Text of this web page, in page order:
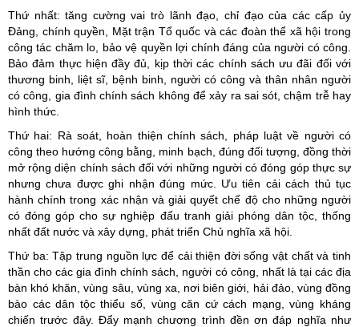
Thứ nhất: tăng cường vai trò lãnh đạo, chỉ đạo của các cấp ủy
Đảng, chính quyền, Mặt trận Tổ quốc và các đoàn thể xã hội trong
công tác chăm lo, bảo vệ quyền lợi chính đáng của người có công.
Bảo đảm thực hiện đầy đủ, kịp thời các chính sách ưu đãi đối với
thương binh, liệt sĩ, bệnh binh, người có công và thân nhân người
có công, gia đình chính sách không để xảy ra sai sót, chậm trễ hay
hình thức.
Thứ hai: Rà soát, hoàn thiện chính sách, pháp luật về người có
công theo hướng công bằng, minh bạch, đúng đối tượng, đồng thời
mở rộng diện chính sách đối với những người có đóng góp thực sự
nhưng chưa được ghi nhận đúng mức. Ưu tiên cải cách thủ tục
hành chính trong xác nhận và giải quyết chế độ cho những người
có đóng góp cho sự nghiệp đấu tranh giải phóng dân tộc, thống
nhất đất nước và xây dựng, phát triển Chủ nghĩa xã hội.
Thứ ba: Tập trung nguồn lực để cải thiện đời sống vật chất và tinh
thần cho các gia đình chính sách, người có công, nhất là tại các địa
bàn khó khăn, vùng sâu, vùng xa, nơi biên giới, hải đảo, vùng đồng
bào các dân tộc thiểu số, vùng căn cứ cách mạng, vùng kháng
chiến trước đây. Đẩy mạnh chương trình đền ơn đáp nghĩa như